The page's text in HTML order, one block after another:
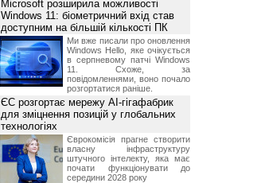
Microsoft розширила можливості
Windows 11: біометричний вхід став
доступним на більшій кількості ПК
Ми вже писали про оновлення
Windows Hello, яке очікується
в серпневому патчі Windows
11. Схоже, за
повідомленнями, воно почало
розгортатися раніше.
ЄС розгортає мережу AI-гігафабрик
для зміцнення позицій у глобальних
технологіях
Єврокомісія прагне створити
власну інфраструктуру
штучного інтелекту, яка має
почати функціонувати до
середини 2028 року